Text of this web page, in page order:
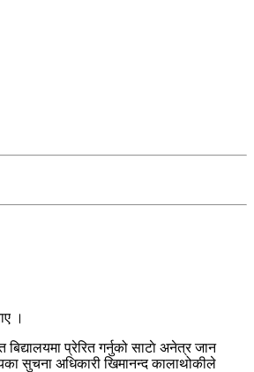
।
प्रेरित गर्नुको साटाे अनेत्र जान
सुचना अधिकारी खिमानन्द कालाथोकीले